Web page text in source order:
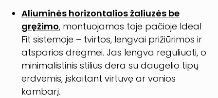
Aliuminės horizontalios žaliuzės be
gręžimo, montuojamos toje pačioje Ideal
Fit sistemoje – tvirtos, lengvai prižiūrimos ir
atsparios drėgmei. Jas lengva reguliuoti, o
minimalistinis stilius dera su daugelio tipų
erdvėmis, įskaitant virtuvę ar vonios
kambarį.